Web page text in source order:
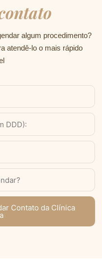
algum procedimento?
atendê-lo o mais rápido
Contato da Clínica